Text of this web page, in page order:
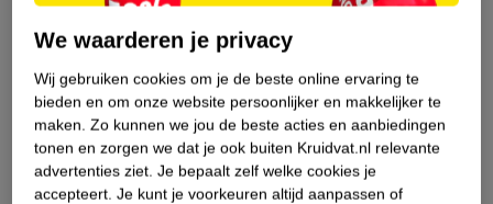
We waarderen je privacy
Wij gebruiken cookies om je de beste online ervaring te
bieden en om onze website persoonlijker en makkelijker te
maken. Zo kunnen we jou de beste acties en aanbiedingen
tonen en zorgen we dat je ook buiten Kruidvat.nl relevante
advertenties ziet. Je bepaalt zelf welke cookies je
accepteert. Je kunt je voorkeuren altijd aanpassen of